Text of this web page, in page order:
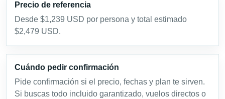
Precio de referencia
Desde $1,239 USD por persona y total estimado
$2,479 USD.
Cuándo pedir confirmación
Pide confirmación si el precio, fechas y plan te sirven.
Si buscas todo incluido garantizado, vuelos directos o